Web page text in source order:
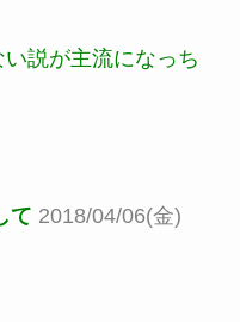
説が主流になっち
て 2018/04/06(金)